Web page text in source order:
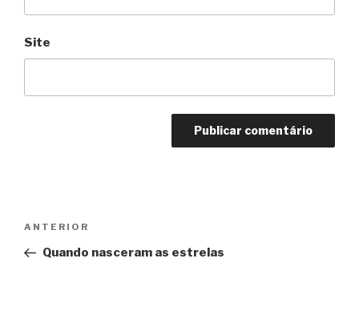
Site
Post
Anterior
ANTERIOR
Quando nasceram as estrelas